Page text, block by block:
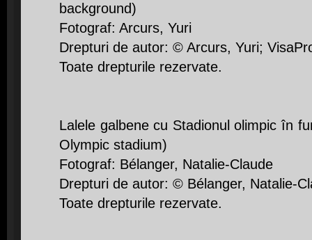
background)
Fotograf: Arcurs, Yuri
Drepturi de autor: © Arcurs, Yuri;
Toate drepturile rezervate.
Lalele galbene cu Stadionul olimpic în
Olympic stadium)
Fotograf: Bélanger, Natalie-Claude
Drepturi de autor: © Bélanger, Natalie-
Toate drepturile rezervate.